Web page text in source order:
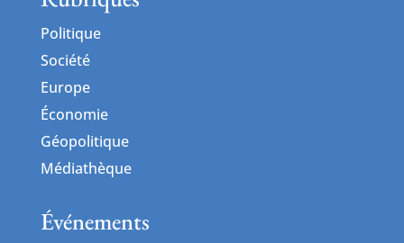
Politique
Société
Europe
Économie
Géopolitique
Médiathèque
Événements